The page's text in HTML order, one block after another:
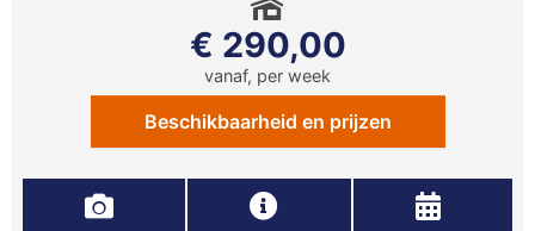
€ 290,00
vanaf, per week
Beschikbaarheid en prijzen